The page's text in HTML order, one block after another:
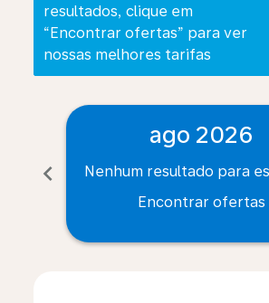
resultados, clique em
“Encontrar ofertas” para ver
nossas melhores tarifas
chevron_left
ago 2026
Nenhum resultado para
Encontrar ofertas